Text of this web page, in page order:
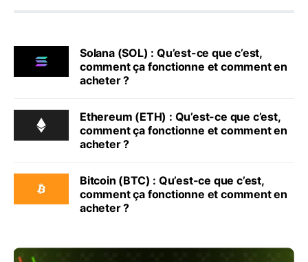
Solana (SOL) : Qu’est-ce que c’est,
comment ça fonctionne et comment en
acheter ?
Ethereum (ETH) : Qu’est-ce que c’est,
comment ça fonctionne et comment en
acheter ?
Bitcoin (BTC) : Qu’est-ce que c’est,
comment ça fonctionne et comment en
acheter ?